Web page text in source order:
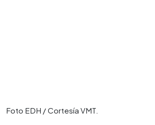
Foto EDH / Cortesía VMT.